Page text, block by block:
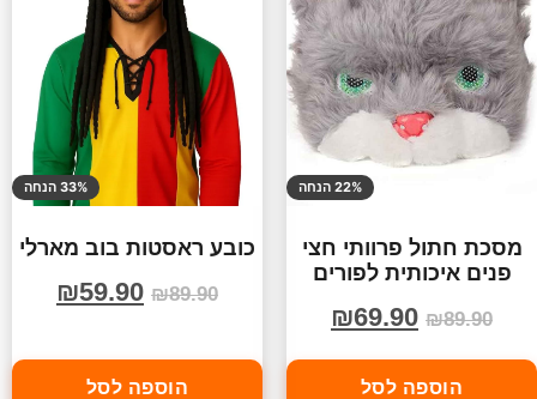
22% הנחה
מסכת חתול פרוותי חצי
פנים איכותית לפורים
₪89.90
₪69.90
הוספה לסל
33% הנחה
כובע ראסטות בוב מארלי
₪89.90
₪59.90
הוספה לסל